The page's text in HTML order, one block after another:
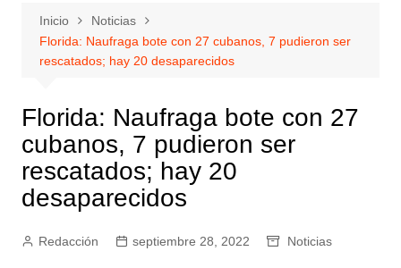
Inicio
Noticias
Florida: Naufraga bote con 27 cubanos, 7 pudieron ser
rescatados; hay 20 desaparecidos
Florida: Naufraga bote con 27
cubanos, 7 pudieron ser
rescatados; hay 20
desaparecidos
Redacción septiembre 28, 2022 Noticias